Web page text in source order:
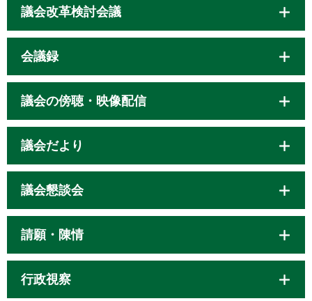
議会改革検討会議
会議録
議会の傍聴・映像配信
議会だより
議会懇談会
請願・陳情
行政視察